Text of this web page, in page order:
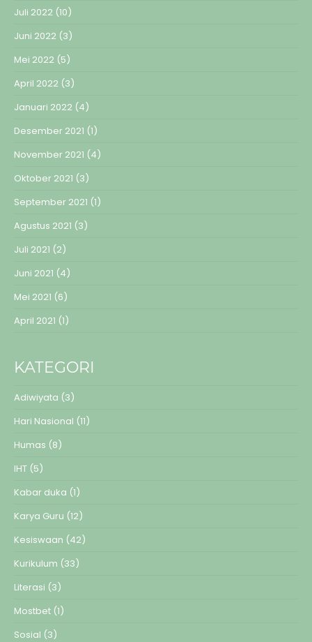
Juli 2022 (10)
Juni 2022 (3)
Mei 2022 (5)
April 2022 (3)
Januari 2022 (4)
Desember 2021 (1)
November 2021 (4)
Oktober 2021 (3)
September 2021 (1)
Agustus 2021 (3)
Juli 2021 (2)
Juni 2021 (4)
Mei 2021 (6)
April 2021 (1)
KATEGORI
Adiwiyata (3)
Hari Nasional (11)
Humas (8)
IHT (5)
Kabar duka (1)
Karya Guru (12)
Kesiswaan (42)
Kurikulum (33)
Literasi (3)
Mostbet (1)
Sosial (3)